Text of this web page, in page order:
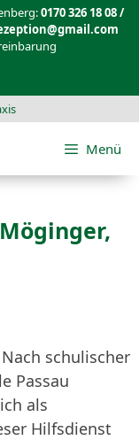
0170 326 18 08 /
Menü
schulischer
Passau
als
Hilfsdienst